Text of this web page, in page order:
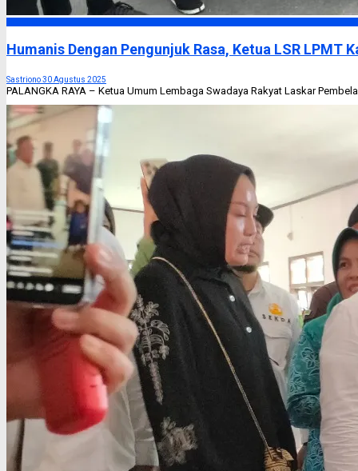
Humanis Dengan Pengunjuk Rasa, Ketua LSR LPMT
Sastriono30 Agustus 2025
PALANGKA RAYA – Ketua Umum Lembaga Swadaya Rakyat Laskar